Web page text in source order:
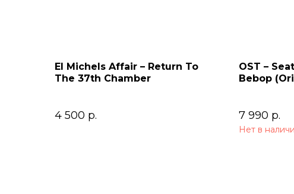
El Michels Affair – Return To
The 37th Chamber
4 500 р.
OST –
Bebop
7 990 р.
Нет в